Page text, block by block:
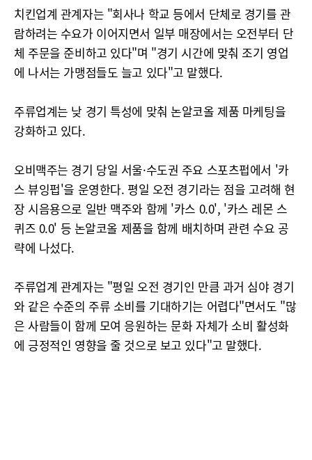
치킨업계 관계자는 "회사나 학교 등에서 단체로 경기를 관
람하려는 수요가 이어지면서 일부 매장에서는 오전부터 단
체 주문을 준비하고 있다"며 "경기 시간에 맞춰 조기 영업
에 나서는 가맹점들도 늘고 있다"고 말했다.
주류업계는 낮 경기 특성에 맞춰 논알코올 제품 마케팅을
강화하고 있다.
오비맥주는 경기 당일 서울·수도권 주요 스포츠펍에서 '카
스 뷰잉펍'을 운영한다. 평일 오전 경기라는 점을 고려해 현
장 시음용으로 일반 맥주와 함께 '카스 0.0', '카스 레몬 스
퀴즈 0.0' 등 논알코올 제품을 함께 배치하며 관련 수요 공
략에 나섰다.
주류업계 관계자는 "평일 오전 경기인 만큼 과거 심야 경기
와 같은 수준의 주류 소비를 기대하기는 어렵다"면서도 "많
은 사람들이 함께 모여 응원하는 문화 자체가 소비 활성화
에 긍정적인 영향을 줄 것으로 보고 있다"고 말했다.